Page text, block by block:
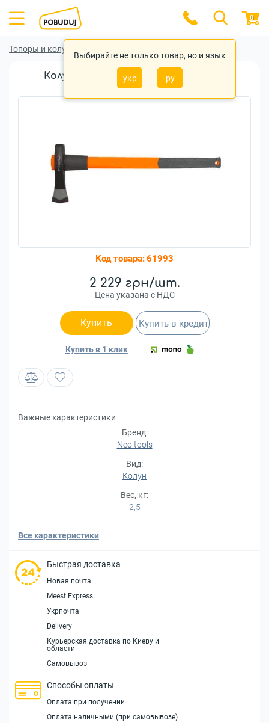
Выбирайте не только товар, но и язык
укр ру
0
Топоры и колуны
Колун NEO tools 2,5 кг рукоятка из
стекловолокна (27-050)
Код товара:61993
2 229 грн/шт.
Цена указана с НДС
Купить
Купить в 1 клик
Купить в кредит
Важные характеристики
Бренд:
Neo tools
Вид:
Колун
Вес, кг:
2,5
Все характеристики
Быстрая доставка
Новая почта
Meest Express
Укрпочта
Delivery
Курьерская доставка по Киеву и
области
Самовывоз
Способы оплаты
Оплата при получении
Оплата наличными (при самовывозе)